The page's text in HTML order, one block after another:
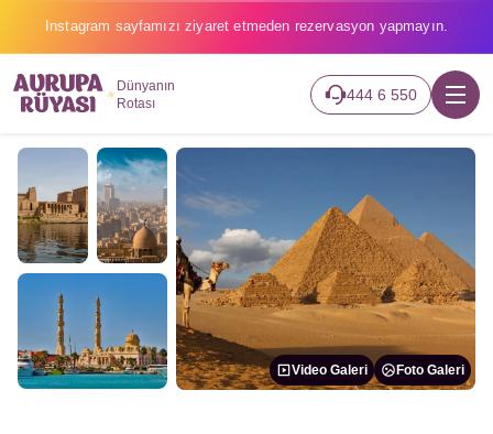
2026 turlarımız başladı hemen canlı takip edin.
Dünyanın
Rotası
444 6 550
Video Galeri Foto Galeri